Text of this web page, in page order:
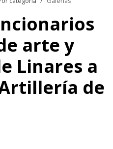
arte y
Linares a
de